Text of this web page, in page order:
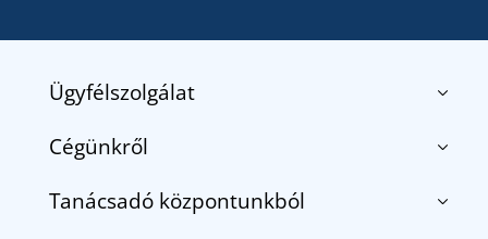
Ügyfélszolgálat
Kapcsolat
Szállítás és fizetés
Cégünkről
Rólunk
Tanácsadó központunkból